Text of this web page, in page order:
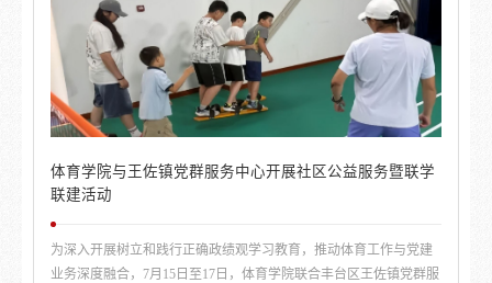
体育学院与王佐镇党群服务中心开展社区公益服务暨联学
联建活动
为深入开展树立和践行正确政绩观学习教育，推动体育工作与党建
业务深度融合，7月15日至17日，体育学院联合丰台区王佐镇党群服